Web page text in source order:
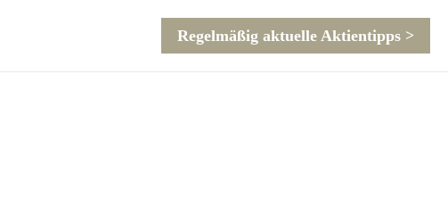
Regelmäßig aktuelle Aktientipps >